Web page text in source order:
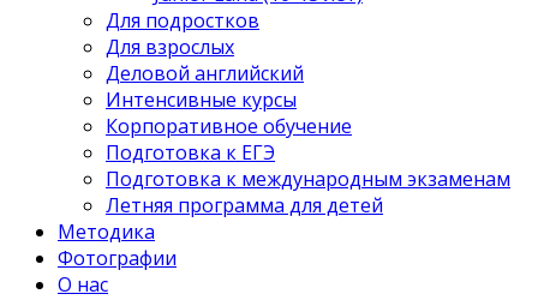
Для подростков
Для взрослых
Деловой английский
Интенсивные курсы
Корпоративное обучение
Подготовка к ЕГЭ
Подготовка к международным экзаменам
Летняя программа для детей
Методика
Фотографии
О нас